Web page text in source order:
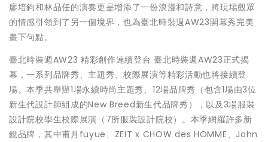
廖培鈞和林品任的演奏更是增添了一份浪漫和詩意，將現場觀眾
的情感引領到了另一個境界，也為臺北時裝週AW23開幕秀完美
畫下句點。
臺北時裝週AW23 精彩創作連續登台 臺北時裝週AW23正式揭
幕，一系列品牌秀、主題秀、校際展演等精彩活動也將接續登
場。本季共舉辦1場永續時尚主題秀、12場品牌秀（包含1場由3位
新生代設計師組成的New Breed新生代品牌秀），以及3場服裝
設計院校學生校際展演（7所服裝設計院校）。本季網羅許多新
銳品牌，其中甫月fuyue、ZEIT x CHOW des HOMME、John